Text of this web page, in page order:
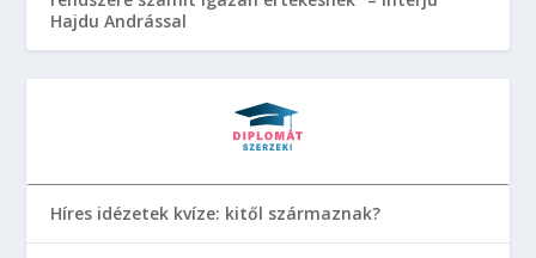
Hajdu Andrással
Híres idézetek kvíze: kitől származnak?